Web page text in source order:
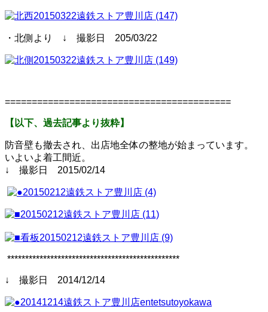
・北側より ↓ 撮影日 205/03/22
==========================================
【以下、過去記事より抜粋】
防音壁も撤去され、出店地全体の整地が始まっています。
いよいよ着工間近。
↓ 撮影日 2015/02/14
************************************************
↓ 撮影日 2014/12/14